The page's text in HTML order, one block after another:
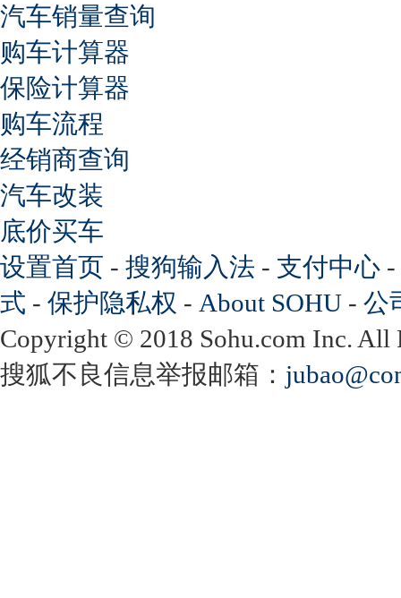
汽车销量查询
购车计算器
保险计算器
购车流程
经销商查询
汽车改装
底价买车
设置首页 - 搜狗输入法 - 支付中心 -
式 - 保护隐私权 - About SOHU - 公
Copyright © 2018 Sohu.com Inc.
搜狐不良信息举报邮箱：